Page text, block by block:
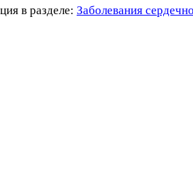
в разделе: Заболевания